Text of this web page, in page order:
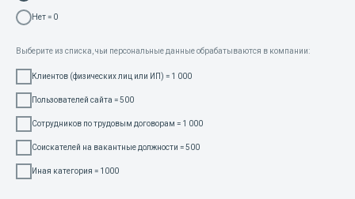
Нет = 0
Выберите из списка, чьи персональные данные обрабатываются в компании:
Клиентов (физических лиц или ИП) = 1 000
Пользователей сайта = 500
Сотрудников по трудовым договорам = 1 000
Соискателей на вакантные должности = 500
Иная категория = 1000